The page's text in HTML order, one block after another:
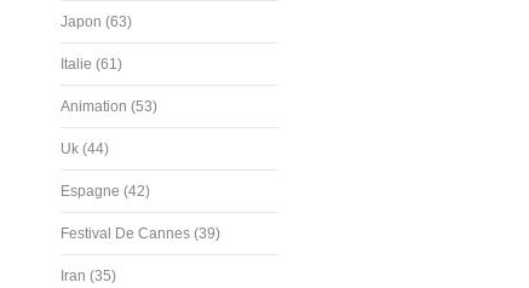
Japon (63)
Italie (61)
Animation (53)
Uk (44)
Espagne (42)
Festival De Cannes (39)
Iran (35)